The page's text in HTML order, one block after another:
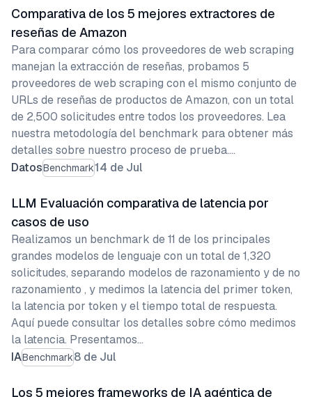
DatosBenchmark14 de Jul
Comparativa de los 5 mejores extractores de
reseñas de Amazon
Para comparar cómo los proveedores de web scraping
manejan la extracción de reseñas, probamos 5
proveedores de web scraping con el mismo conjunto de
URLs de reseñas de productos de Amazon, con un total
de 2,500 solicitudes entre todos los proveedores. Lea
nuestra metodología del benchmark para obtener más
detalles sobre nuestro proceso de prueba.…
IABenchmark8 de Jul
LLM Evaluación comparativa de latencia por
casos de uso
Realizamos un benchmark de 11 de los principales
grandes modelos de lenguaje con un total de 1,320
solicitudes, separando modelos de razonamiento y de no
razonamiento , y medimos la latencia del primer token,
la latencia por token y el tiempo total de respuesta.
Aquí puede consultar los detalles sobre cómo medimos
la latencia. Presentamos…
Los 5 mejores frameworks de IA agéntica de